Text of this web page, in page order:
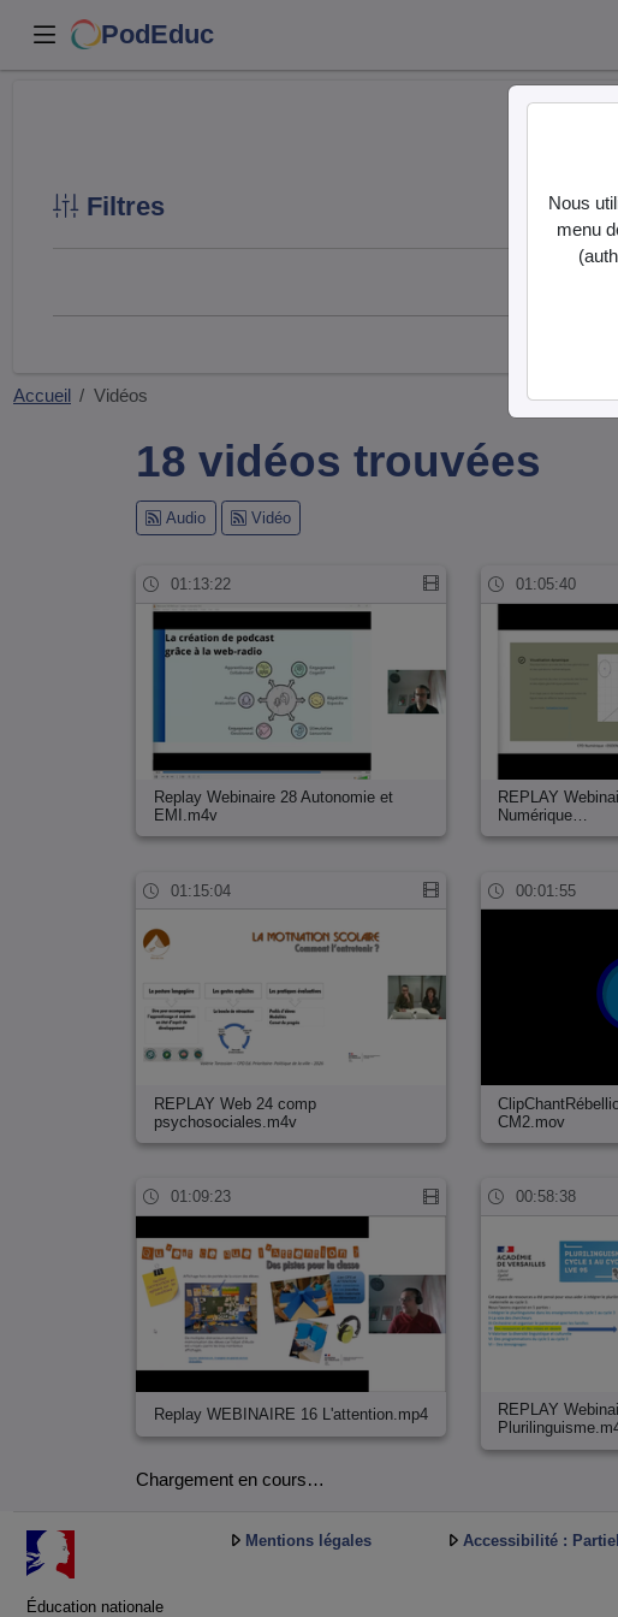
PodEduc
Filtres
Accueil Vidéos
18 vidéos trouvées
Audio Vidéo
01:13:22
Replay Webinaire 28 Autonomie et
EMI.m4v
01:05:40
REPLAY
Numérique…
01:15:04
REPLAY Web 24 comp
psychosociales.m4v
00:01:55
CM2.mov
01:09:23
Replay WEBINAIRE 16 L'attention.mp4
00:58:38
REPLAY
Chargement en cours…
Éducation nationale
Mentions légales Accessibilité :
Nous
menu